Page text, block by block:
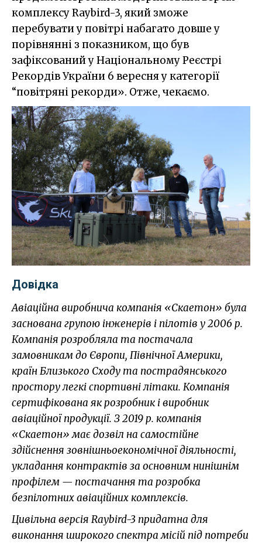
комплексу Raybird-3, який зможе
перебувати у повітрі набагато довше у
порівнянні з показником, що був
зафіксований у Національному Реєстрі
Рекордів України 6 вересня у категорії
“повітряні рекорди». Отже, чекаємо.
Довідка
Авіаційна виробнича компанія «Скаетон» була
заснована групою інженерів і пілотів у 2006 р.
Компанія розробляла та постачала
замовникам до Європи, Північної Америки,
країн Близького Сходу та пострадянського
простору легкі спортивні літаки. Компанія
сертифікована як розробник і виробник
авіаційної продукції. З 2019 р. компанія
«Скаетон» має дозвіл на самостійне
здійснення зовнішньоекономічної діяльності,
укладання контрактів за основним нинішнім
профілем — постачання та розробка
безпілотних авіаційних комплексів.
Цивільна версія Raybird-3 придатна для
виконання широкого спектра місій під потреби